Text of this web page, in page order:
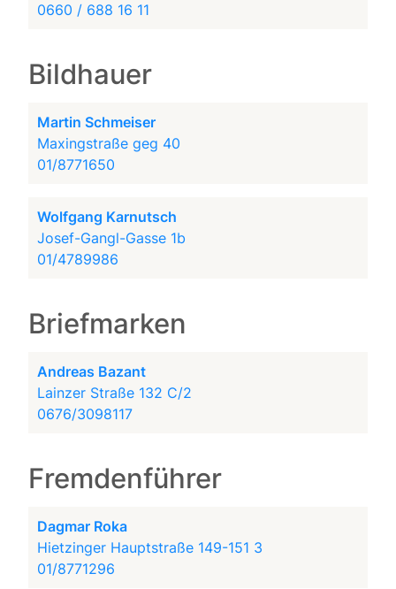
0660 / 688 16 11
Bildhauer
Martin Schmeiser
Maxingstraße geg 40
01/8771650
Wolfgang Karnutsch
Josef-Gangl-Gasse 1b
01/4789986
Briefmarken
Andreas Bazant
Lainzer Straße 132 C/2
0676/3098117
Fremdenführer
Dagmar Roka
Hietzinger Hauptstraße 149-151 3
01/8771296